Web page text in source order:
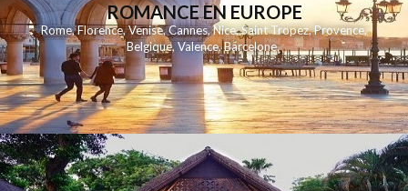
ROMANCE EN EUROPE
Rome,Florence,Venise,Cannes,Nice,Saint Tropez,Provence,
Belgique,Valence,Barcelone,